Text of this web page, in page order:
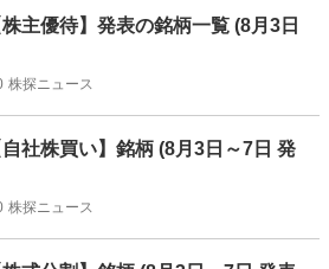
主優待】発表の銘柄一覧 (8月3日
株探ニュース
社株買い】銘柄 (8月3日～7日 発
株探ニュース